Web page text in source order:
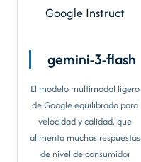
Google Instruct
gemini-3-flash
El modelo multimodal ligero
de Google equilibrado para
velocidad y calidad, que
alimenta muchas respuestas
de nivel de consumidor